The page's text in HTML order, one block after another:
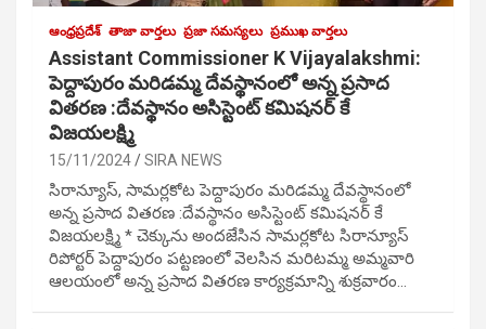
ఆంధ్రప్రదేశ్ తాజా వార్తలు ప్రజా సమస్యలు ప్రముఖ వార్తలు
Assistant Commissioner K Vijayalakshmi:
పెద్దాపురం మరిడమ్మ దేవస్థానంలో అన్న ప్రసాద
వితరణ :దేవస్థానం అసిస్టెంట్ కమిషనర్ కే
విజయలక్ష్మి
15/11/2024 SIRA NEWS
సిరాన్యూస్, సామర్లకోట పెద్దాపురం మరిడమ్మ దేవస్థానంలో
అన్న ప్రసాద వితరణ :దేవస్థానం అసిస్టెంట్ కమిషనర్ కే
విజయలక్ష్మి * చెక్కును అందజేసిన సామర్లకోట సిరాన్యూస్
రిపోర్టర్ పెద్దాపురం పట్టణంలో వెలసిన మరిటమ్మ అమ్మవారి
ఆలయంలో అన్న ప్రసాద వితరణ కార్యక్రమాన్ని శుక్రవారం…